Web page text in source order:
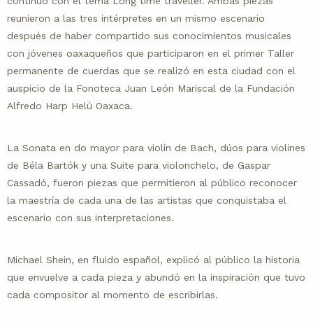
reunieron a las tres intérpretes en un mismo escenario
después de haber compartido sus conocimientos musicales
con jóvenes oaxaqueños que participaron en el primer Taller
permanente de cuerdas que se realizó en esta ciudad con el
auspicio de la Fonoteca Juan León Mariscal de la Fundación
Alfredo Harp Helú Oaxaca.
La Sonata en do mayor para violín de Bach, dúos para violines
de Béla Bartók y una Suite para violonchelo, de Gaspar
Cassadó, fueron piezas que permitieron al público reconocer
la maestría de cada una de las artistas que conquistaba el
escenario con sus interpretaciones.
Michael Shein, en fluido español, explicó al público la historia
que envuelve a cada pieza y abundó en la inspiración que tuvo
cada compositor al momento de escribirlas.